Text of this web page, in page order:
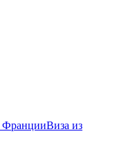
ФранцииВиза из